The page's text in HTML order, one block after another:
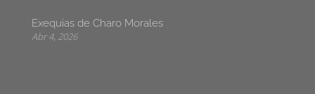
Exequias de Charo Morales
Abr 4, 2026